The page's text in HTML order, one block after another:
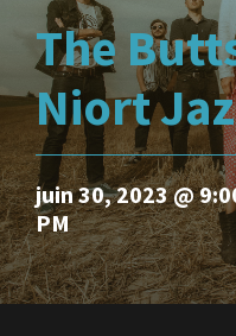
The
Niort
juin 30, 2023 @
PM